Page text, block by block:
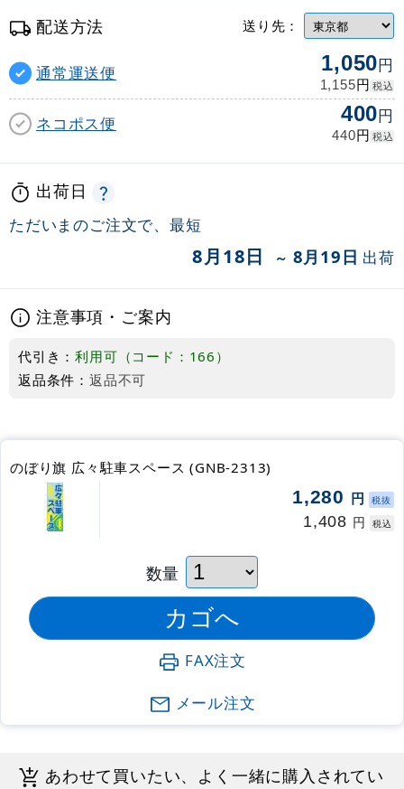
配送方法 送り先：
通常運送便 1,050円
1,155円 税込
ネコポス便 400円
440円 税込
出荷日
ただいまのご注文で、最短
8月18日 ～ 8月19日 出荷
注意事項・ご案内
代引き：利用可（コード：166）
返品条件： 返品不可
のぼり旗 広々駐車スペース (GNB-2313)
1,280 円 税抜
1,408 円 税込
数量
FAX注文
メール注文
あわせて買いたい、よく一緒に購入されてい